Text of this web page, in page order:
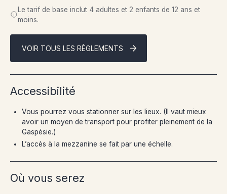
Le tarif de base inclut 4 adultes et 2 enfants de 12 ans et
moins.
VOIR TOUS LES RÈGLEMENTS
Accessibilité
Vous pourrez vous stationner sur les lieux. (Il vaut mieux
avoir un moyen de transport pour profiter pleinement de la
Gaspésie.)
L’accès à la mezzanine se fait par une échelle.
Où vous serez